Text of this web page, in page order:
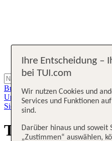
Buchung und ZahlungAn- und
Urlaub
Kundendaten
Sicherheit und ServiceAm
TUI fly
Ihre Entscheidung –
bei TUI.com
Wir nutzen Cookies und
Services und Funktionen
sind.
Darüber hinaus und soweit
„Zustimmen“ auswählen,